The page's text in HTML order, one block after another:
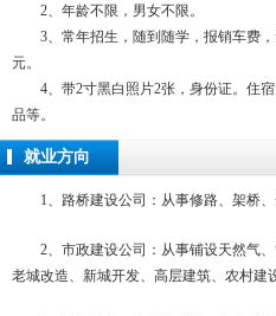
2、年龄不限，男女不限。
3、常年招生，随到随学，报销车费，
元。
4、带2寸黑白照片2张，身份证。住宿
品等。
就业方向
1、路桥建设公司：从事修路、架桥、
2、市政建设公司：从事铺设天然气、
老城改造、新城开发、高层建筑、农村建